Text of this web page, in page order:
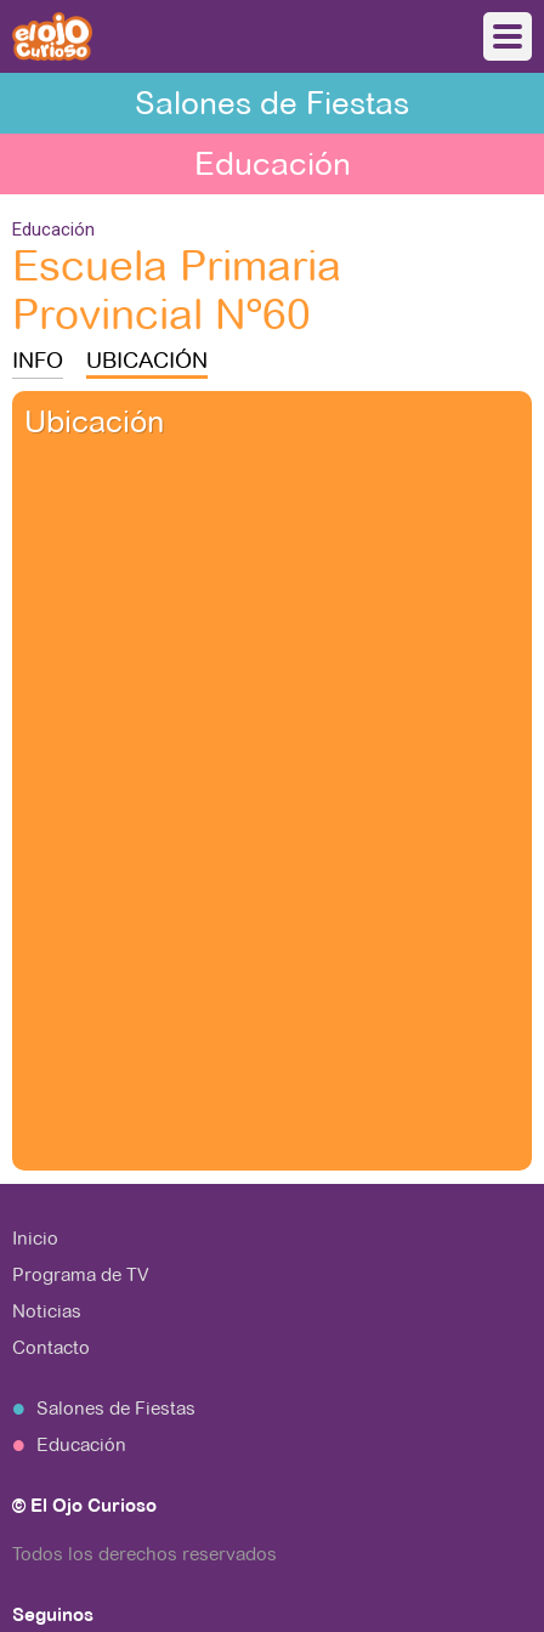
Salones de Fiestas
Educación
Educación
Escuela Primaria
Provincial Nº60
INFO UBICACIÓN
Ubicación
Inicio
Programa de TV
Noticias
Contacto
Salones de Fiestas
Educación
© El Ojo Curioso
Todos los derechos reservados
Seguinos